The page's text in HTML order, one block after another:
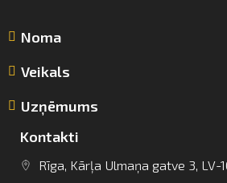
info@arsenalrent.com
Noma
Veikals
Uzņēmums
Kontakti
Rīga, Kārļa Ulmaņa gatve 3, LV-